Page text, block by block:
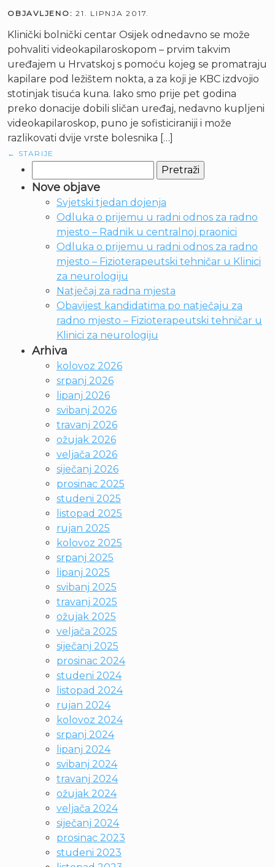
OBJAVLJENO: 21. LIPNJA 2017.
Klinički bolnički centar Osijek odnedavno se može
pohvaliti videokapilaroskopom – prvim takvim
uređajem u Hrvatskoj s pomoću kojeg se promatraju
kapilare pod ležištem nokta, a za koji je KBC izdvojio
stotinjak tisuća kuna. Iako smo prije pet godina
preko donacije dobili sličan uređaj, nedavno kupljeni
videokapilaroskop, puno je sofisticiraniji i može
razlikovati dvije vrste bolesnika […]
← STARIJE
Nove objave
Svjetski tjedan dojenja
Odluka o prijemu u radni odnos za radno
mjesto – Radnik u centralnoj praonici
Odluka o prijemu u radni odnos za radno
mjesto – Fizioterapeutski tehničar u Klinici
za neurologiju
Natječaj za radna mjesta
Obavijest kandidatima po natječaju za
radno mjesto – Fizioterapeutski tehničar u
Klinici za neurologiju
Arhiva
kolovoz 2026
srpanj 2026
lipanj 2026
svibanj 2026
travanj 2026
ožujak 2026
veljača 2026
siječanj 2026
prosinac 2025
studeni 2025
listopad 2025
rujan 2025
kolovoz 2025
srpanj 2025
lipanj 2025
svibanj 2025
travanj 2025
ožujak 2025
veljača 2025
siječanj 2025
prosinac 2024
studeni 2024
listopad 2024
rujan 2024
kolovoz 2024
srpanj 2024
lipanj 2024
svibanj 2024
travanj 2024
ožujak 2024
veljača 2024
siječanj 2024
prosinac 2023
studeni 2023